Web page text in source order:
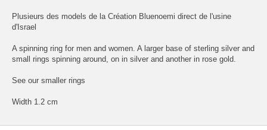
Plusieurs des models de la Création Bluenoemi direct de l'usine
d'Israel
A spinning ring for men and women. A larger base of sterling silver and
small rings spinning around, on in silver and another in rose gold.
See our smaller rings
Width 1.2 cm